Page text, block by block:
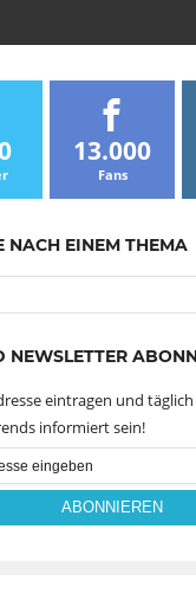
13.000
Fans
NACH EINEM THEMA
NEWSLETTER
eintragen und
informiert sein!
ABONNIEREN